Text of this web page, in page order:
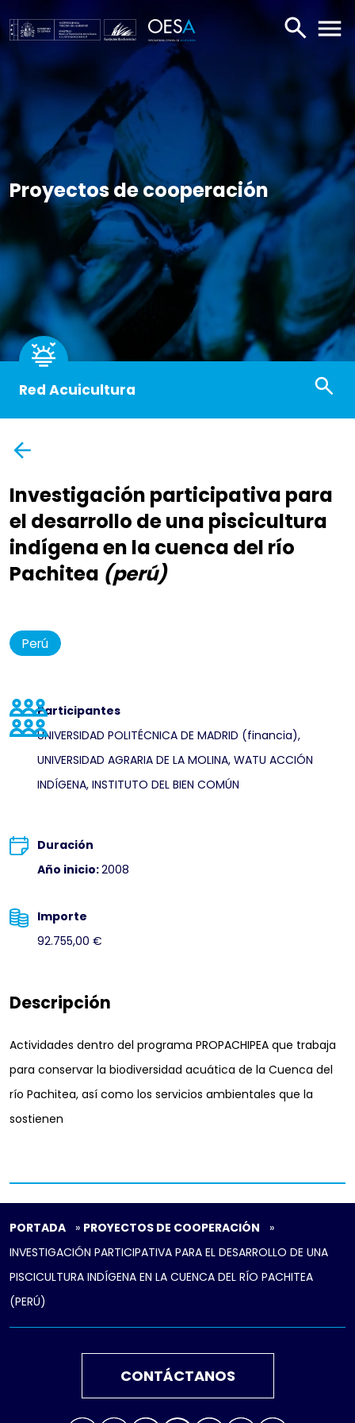
PORTADA » PROYECTOS DE COOPERACIÓN
»
INVESTIGACIÓN PARTICIPATIVA PARA EL DESARROLLO DE UNA
PISCICULTURA INDÍGENA EN LA CUENCA DEL RÍO PACHITEA
(PERÚ)
Proyectos de cooperación
Investigación participativa para
el desarrollo de una piscicultura
indígena en la cuenca del río
Pachitea (perú)
Perú
Participantes
UNIVERSIDAD POLITÉCNICA DE MADRID (financia),
UNIVERSIDAD AGRARIA DE LA MOLINA, WATU ACCIÓN
INDÍGENA, INSTITUTO DEL BIEN COMÚN
Duración
Año inicio:2008
Importe
92.755,00 €
Descripción
Actividades dentro del programa PROPACHIPEA que trabaja
para conservar la biodiversidad acuática de la Cuenca del
río Pachitea, así como los servicios ambientales que la
sostienen
Red Acuicultura
CONTÁCTANOS